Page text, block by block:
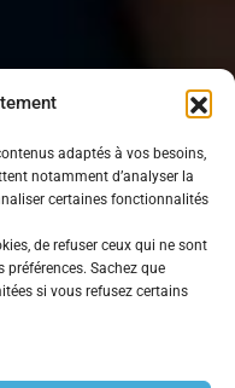
adaptés à vos besoins,
notamment d’analyser la
certaines fonctionnalités
de refuser ceux qui ne sont
Sachez que
si vous refusez certains